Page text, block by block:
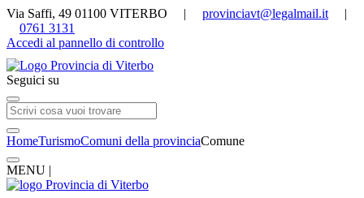
Via Saffi, 49 01100 VITERBO | provinciavt@legalmail.it |
0761 3131
Accedi al pannello di controllo
Seguici su
HomeTurismoComuni della provinciaComune
MENU |